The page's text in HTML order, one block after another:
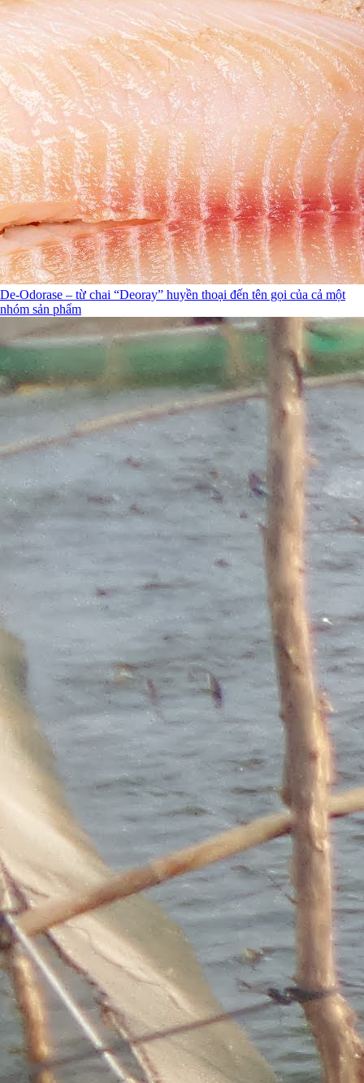
De-Odorase – từ chai “Deoray” huyền thoại đến tên gọi của cả một
nhóm sản phẩm